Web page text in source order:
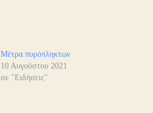
Μέτρα πυρόπληκτων
10 Αυγούστου 2021
σε "Ειδήσεις"